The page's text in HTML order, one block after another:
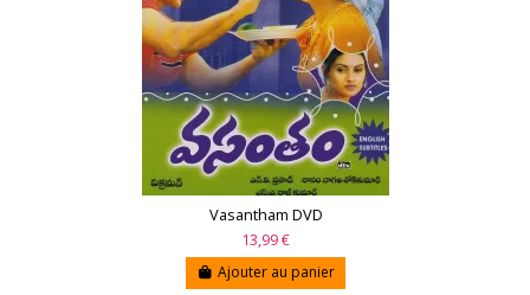
Vasantham DVD
13,99 €
Ajouter au panier